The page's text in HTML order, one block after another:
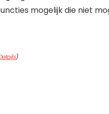
mogelijk die niet
)